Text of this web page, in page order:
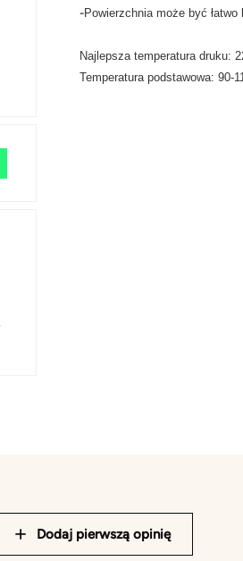
-Powierzchnia może być łatwo
Najlepsza temperatura druku:
Temperatura podstawowa: 90-
Dodaj pierwszą opinię